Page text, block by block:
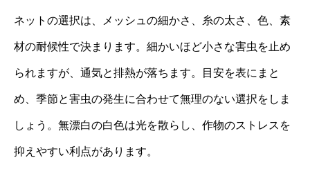
ネットの選択は、メッシュの細かさ、糸の太さ、色、素
材の耐候性で決まります。細かいほど小さな害虫を止め
られますが、通気と排熱が落ちます。目安を表にまと
め、季節と害虫の発生に合わせて無理のない選択をしま
しょう。無漂白の白色は光を散らし、作物のストレスを
抑えやすい利点があります。